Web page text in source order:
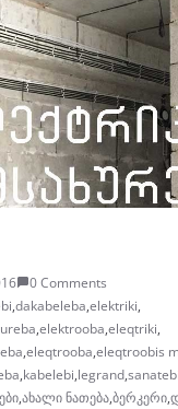
0 Comments
,dakabeleba,elektriki,
,elektrooba,eleqtriki,
,eleqtrooba,eleqtroobis
,kabelebi,legrand,
,ახალი ნათება,ბერკერი,